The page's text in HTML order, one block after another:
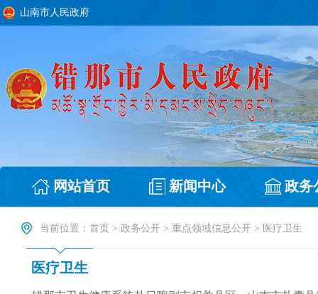
山南市人民政府
网站首页 新闻中心 政务
当前位置： 首页 > 政务公开 > 重点领域信息公开 > 医疗卫生
医疗卫生